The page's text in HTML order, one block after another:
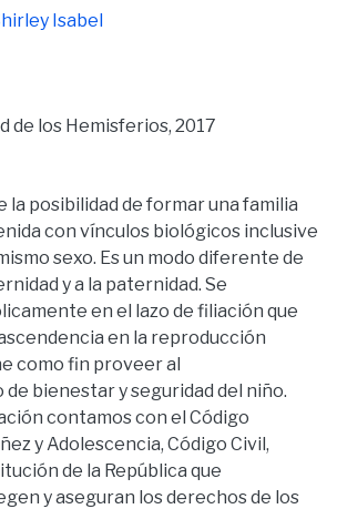
Isabel
de los Hemisferios, 2017
posibilidad de formar una familia
con vínculos biológicos inclusive
sexo. Es un modo diferente de
y a la paternidad. Se
en el lazo de filiación que
en la reproducción
como fin proveer al
bienestar y seguridad del niño.
contamos con el Código
y Adolescencia, Código Civil,
de la República que
y aseguran los derechos de los